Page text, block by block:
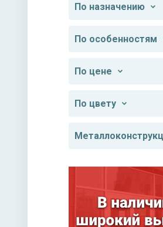
По назначению
По особенностям
По цене
По цвету